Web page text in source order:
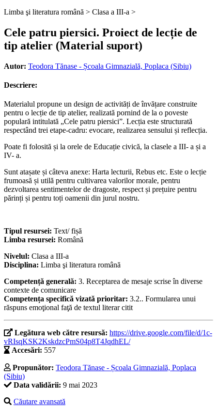
Limba şi literatura română > Clasa a III-a >
Cele patru piersici. Proiect de lecție de
tip atelier (Material suport)
Autor: Teodora Tănase - Școala Gimnazială, Poplaca (Sibiu)
Descriere:
Materialul propune un design de activități de învățare construite
pentru o lecție de tip atelier, realizată pornind de la o poveste
populară intitulată „Cele patru piersici”. Lecția este structurată
respectând trei etape-cadru: evocare, realizarea sensului și reflecția.
Poate fi folosită și la orele de Educație civică, la clasele a III- a și a
IV- a.
Sunt atașate și câteva anexe: Harta lecturii, Rebus etc. Este o lecție
frumoasă și utilă pentru cultivarea valorilor morale, pentru
dezvoltarea sentimentelor de dragoste, respect și prețuire pentru
părinți și pentru toți oamenii din jurul nostru.
Tipul resursei: Text/ fișă
Limba resursei: Română
Nivelul: Clasa a III-a
Disciplina: Limba şi literatura română
Competență generală: 3. Receptarea de mesaje scrise în diverse
contexte de comunicare
Competența specifică vizată prioritar: 3.2.. Formularea unui
răspuns emoţional faţă de textul literar citit
Legătura web către resursă: https://drive.google.com/file/d/1c-
vRIsqKSK2KskdzcPmS04p8T4JqdhEL/
Accesări: 557
Propunător: Teodora Tănase - Școala Gimnazială, Poplaca
(Sibiu)
Data validării: 9 mai 2023
Căutare avansată